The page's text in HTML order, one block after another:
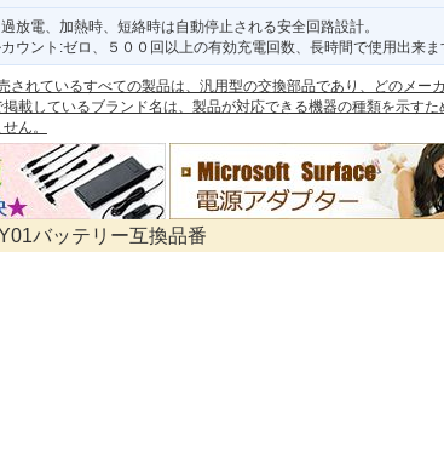
放電、加熱時、短絡時は自動停止される安全回路設計。
ウント:ゼロ、５００回以上の有効充電回数、長時間で使用出来ま
されているすべての製品は、汎用型の交換部品であり、どのメー
載しているブランド名は、製品が対応できる機器の種類を示すた
ん。
バッテリー互換品番